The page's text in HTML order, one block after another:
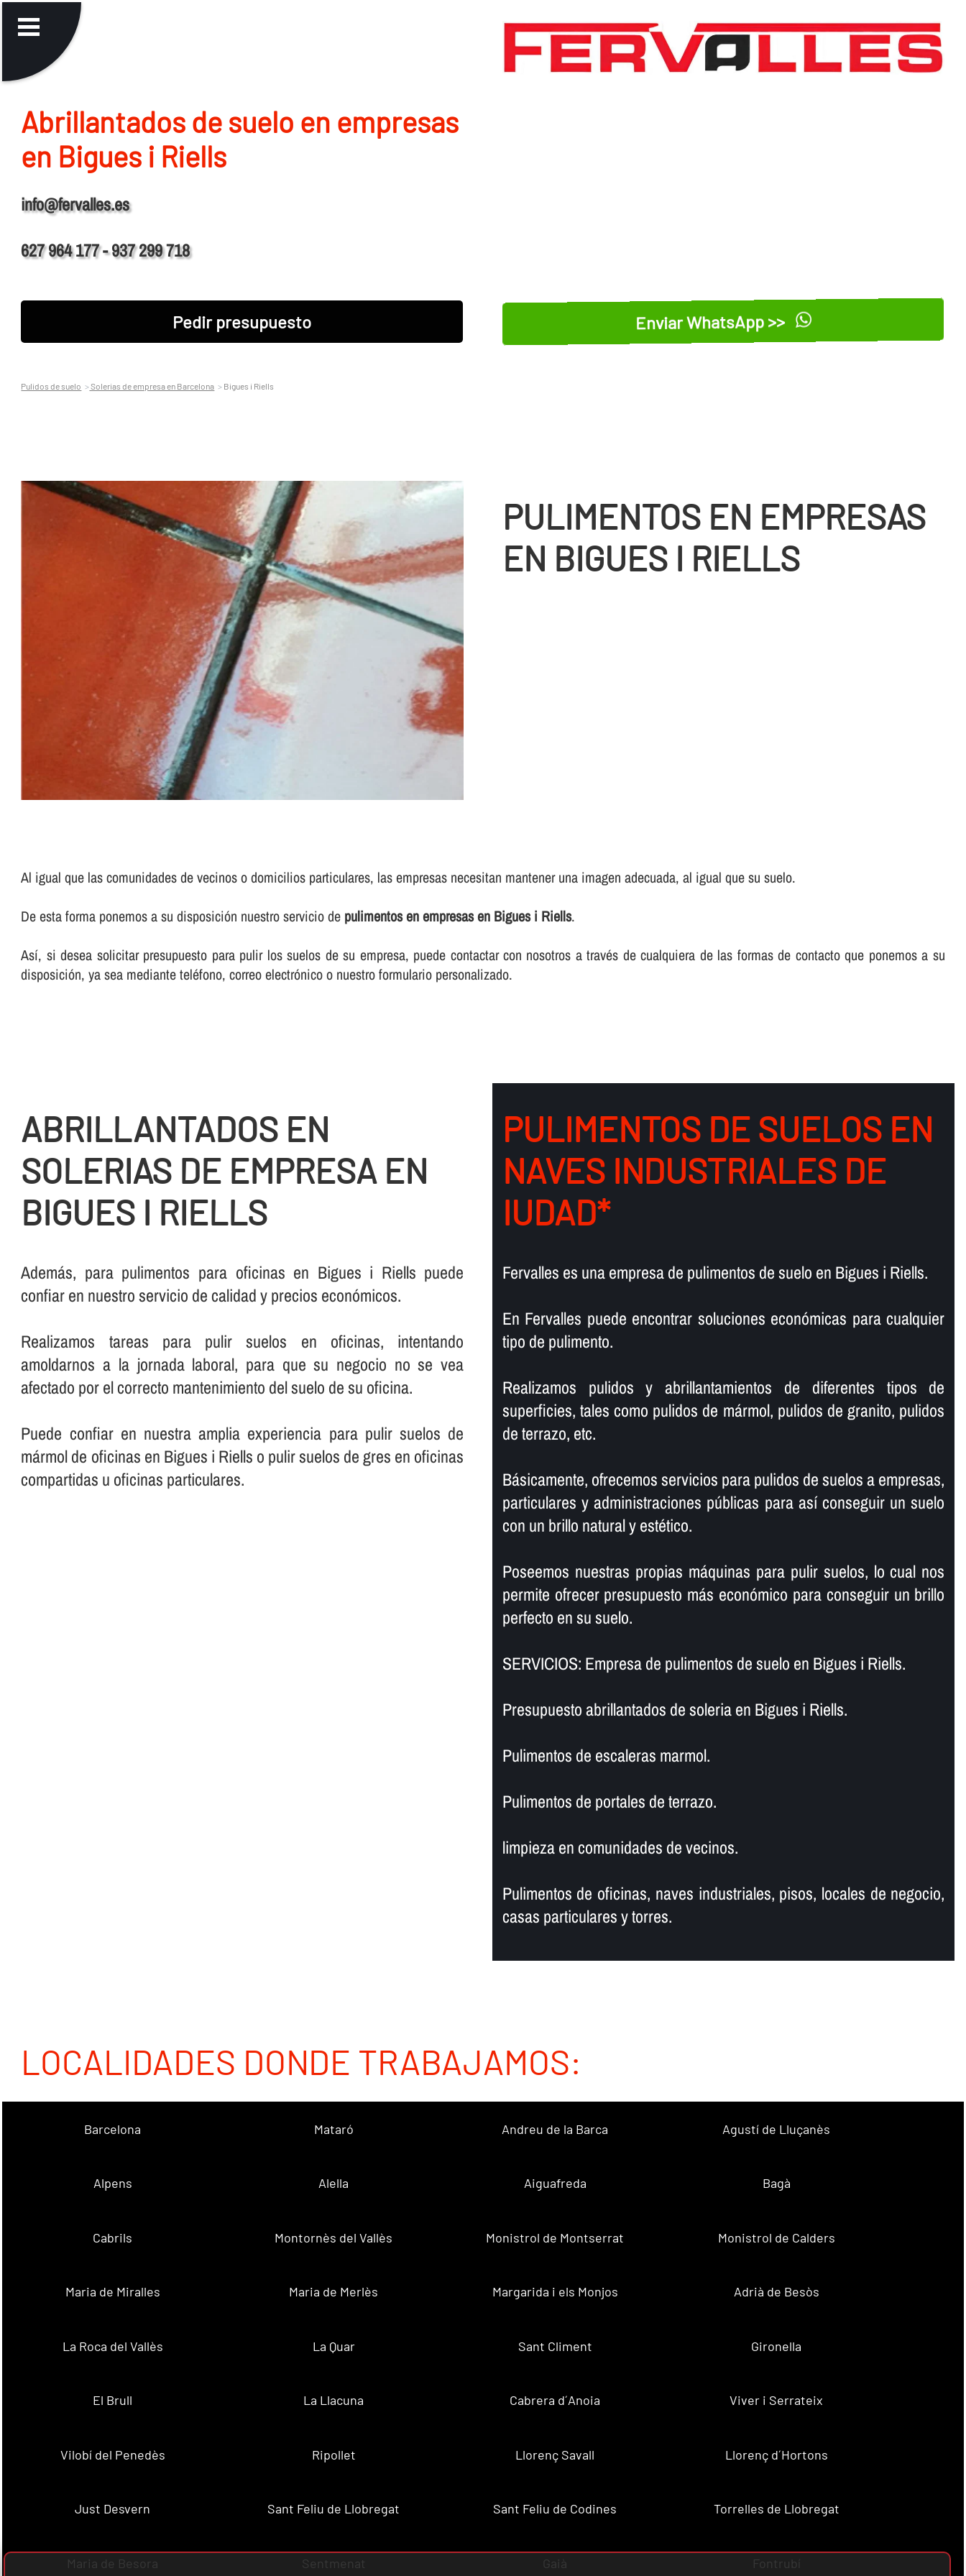
Abrillantados de suelo en empresas
en Bigues i Riells
info@fervalles.es
627 964 177 - 937 299 718
Pedir presupuesto Enviar WhatsApp >>
Pulidos de suelo Solerias de empresa en Barcelona Bigues i Riells
PULIMENTOS EN EMPRESAS
EN BIGUES I RIELLS
Al igual que las comunidades de vecinos o domicilios particulares, las empresas necesitan mantener una imagen adecuada, al igual que su suelo.
De esta forma ponemos a su disposición nuestro servicio de pulimentos en empresas en Bigues i Riells.
Así­, si desea solicitar presupuesto para pulir los suelos de su empresa, puede contactar con nosotros a través de cualquiera de las formas de contacto que ponemos a su
disposición, ya sea mediante teléfono, correo electrónico o nuestro formulario personalizado.
ABRILLANTADOS EN
SOLERIAS DE EMPRESA EN
BIGUES I RIELLS
Además, para pulimentos para oficinas en Bigues i Riells puede
confiar en nuestro servicio de calidad y precios económicos.
Realizamos tareas para pulir suelos en oficinas, intentando
amoldarnos a la jornada laboral, para que su negocio no se vea
afectado por el correcto mantenimiento del suelo de su oficina.
Puede confiar en nuestra amplia experiencia para pulir suelos de
mármol de oficinas en Bigues i Riells o pulir suelos de gres en oficinas
compartidas u oficinas particulares.
PULIMENTOS DE SUELOS EN
NAVES INDUSTRIALES DE
IUDAD*
Fervalles es una empresa de pulimentos de suelo en Bigues i Riells.
En Fervalles puede encontrar soluciones económicas para cualquier
tipo de pulimento.
Realizamos pulidos y abrillantamientos de diferentes tipos de
superficies, tales como pulidos de mármol, pulidos de granito, pulidos
de terrazo, etc.
Básicamente, ofrecemos servicios para pulidos de suelos a empresas,
particulares y administraciones públicas para así­ conseguir un suelo
con un brillo natural y estético.
Poseemos nuestras propias máquinas para pulir suelos, lo cual nos
permite ofrecer presupuesto más económico para conseguir un brillo
perfecto en su suelo.
SERVICIOS: Empresa de pulimentos de suelo en Bigues i Riells.
Presupuesto abrillantados de soleria en Bigues i Riells.
Pulimentos de escaleras marmol.
Pulimentos de portales de terrazo.
limpieza en comunidades de vecinos.
Pulimentos de oficinas, naves industriales, pisos, locales de negocio,
casas particulares y torres.
LOCALIDADES DONDE TRABAJAMOS:
Barcelona Mataró Andreu de la Barca Agustí de Lluçanès
Alpens Alella Aiguafreda Bagà
Cabrils Montornès del Vallès Monistrol de Montserrat Monistrol de Calders
Maria de Miralles Maria de Merlès Margarida i els Monjos Adrià de Besòs
La Roca del Vallès La Quar Sant Climent Gironella
El Brull La Llacuna Cabrera d´Anoia Viver i Serrateix
Vilobí del Penedès Ripollet Llorenç Savall Llorenç d´Hortons
Just Desvern Sant Feliu de Llobregat Sant Feliu de Codines Torrelles de Llobregat
Maria de Besora Sentmenat Gaià Fontrubí